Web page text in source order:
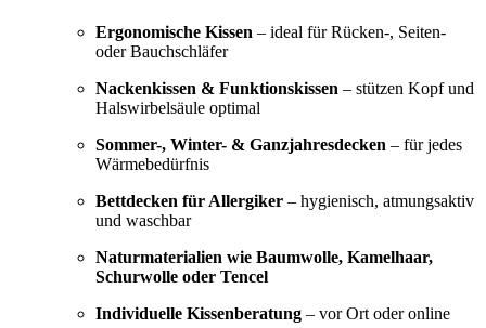
Ergonomische Kissen – ideal für Rücken-, Seiten-
oder Bauchschläfer
Nackenkissen & Funktionskissen – stützen Kopf und
Halswirbelsäule optimal
Sommer-, Winter- & Ganzjahresdecken – für jedes
Wärmebedürfnis
Bettdecken für Allergiker – hygienisch, atmungsaktiv
und waschbar
Naturmaterialien wie Baumwolle, Kamelhaar,
Schurwolle oder Tencel
Individuelle Kissenberatung – vor Ort oder online